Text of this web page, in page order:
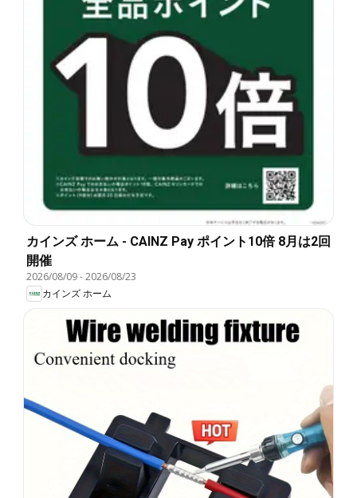
カインズ ホーム - CAINZ Pay ポイント10倍 8月は2回
開催
2026/08/09-2026/08/23
カインズ ホーム